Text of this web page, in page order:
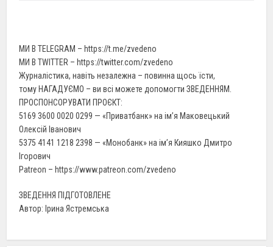
МИ В TELEGRAM – https://t.me/zvedeno
МИ В TWITTER – https://twitter.com/zvedeno
Журналістика, навіть незалежна – повинна щось їсти,
тому НАГАДУЄМО – ви всі можете допомогти ЗВЕДЕННЯМ.
ПРОСПОНСОРУВАТИ ПРОЄКТ:
5169 3600 0020 0299 — «Приватбанк» на ім’я Маковецький
Олексій Іванович
5375 4141 1218 2398 — «Монобанк» на ім’я Кияшко Дмитро
Ігорович
Patreon – https://www.patreon.com/zvedeno
ЗВЕДЕННЯ ПІДГОТОВЛЕНЕ
Автор: Ірина Ястремська